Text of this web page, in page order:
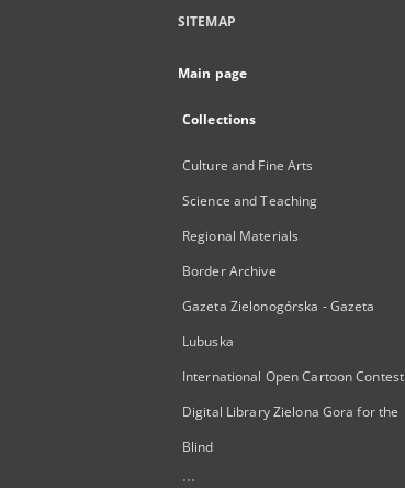
SITEMAP
Main page
Collections
Culture and Fine Arts
Science and Teaching
Regional Materials
Border Archive
Gazeta Zielonogórska - Gazeta
Lubuska
International Open Cartoon Contest
Digital Library Zielona Gora for the
Blind
...